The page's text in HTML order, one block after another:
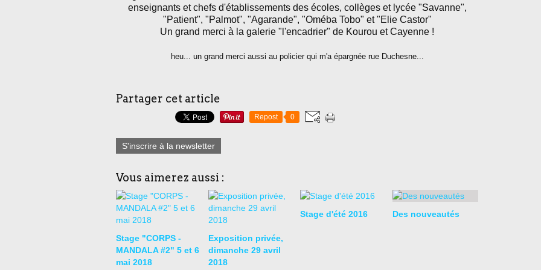
enseignants et chefs d'établissements des écoles, collèges et lycée "Savanne",
"Patient", "Palmot", "Agarande", "Oméba Tobo" et "Elie Castor"
Un grand merci à la galerie "l'encadrier" de Kourou et Cayenne !
heu... un grand merci aussi au policier qui m'a épargnée rue Duchesne...
Partager cet article
Repost 0
S'inscrire à la newsletter
Vous aimerez aussi :
Stage "CORPS -
MANDALA #2" 5 et 6
mai 2018
Exposition privée,
dimanche 29 avril
2018
Stage d'été 2016 Des nouveautés